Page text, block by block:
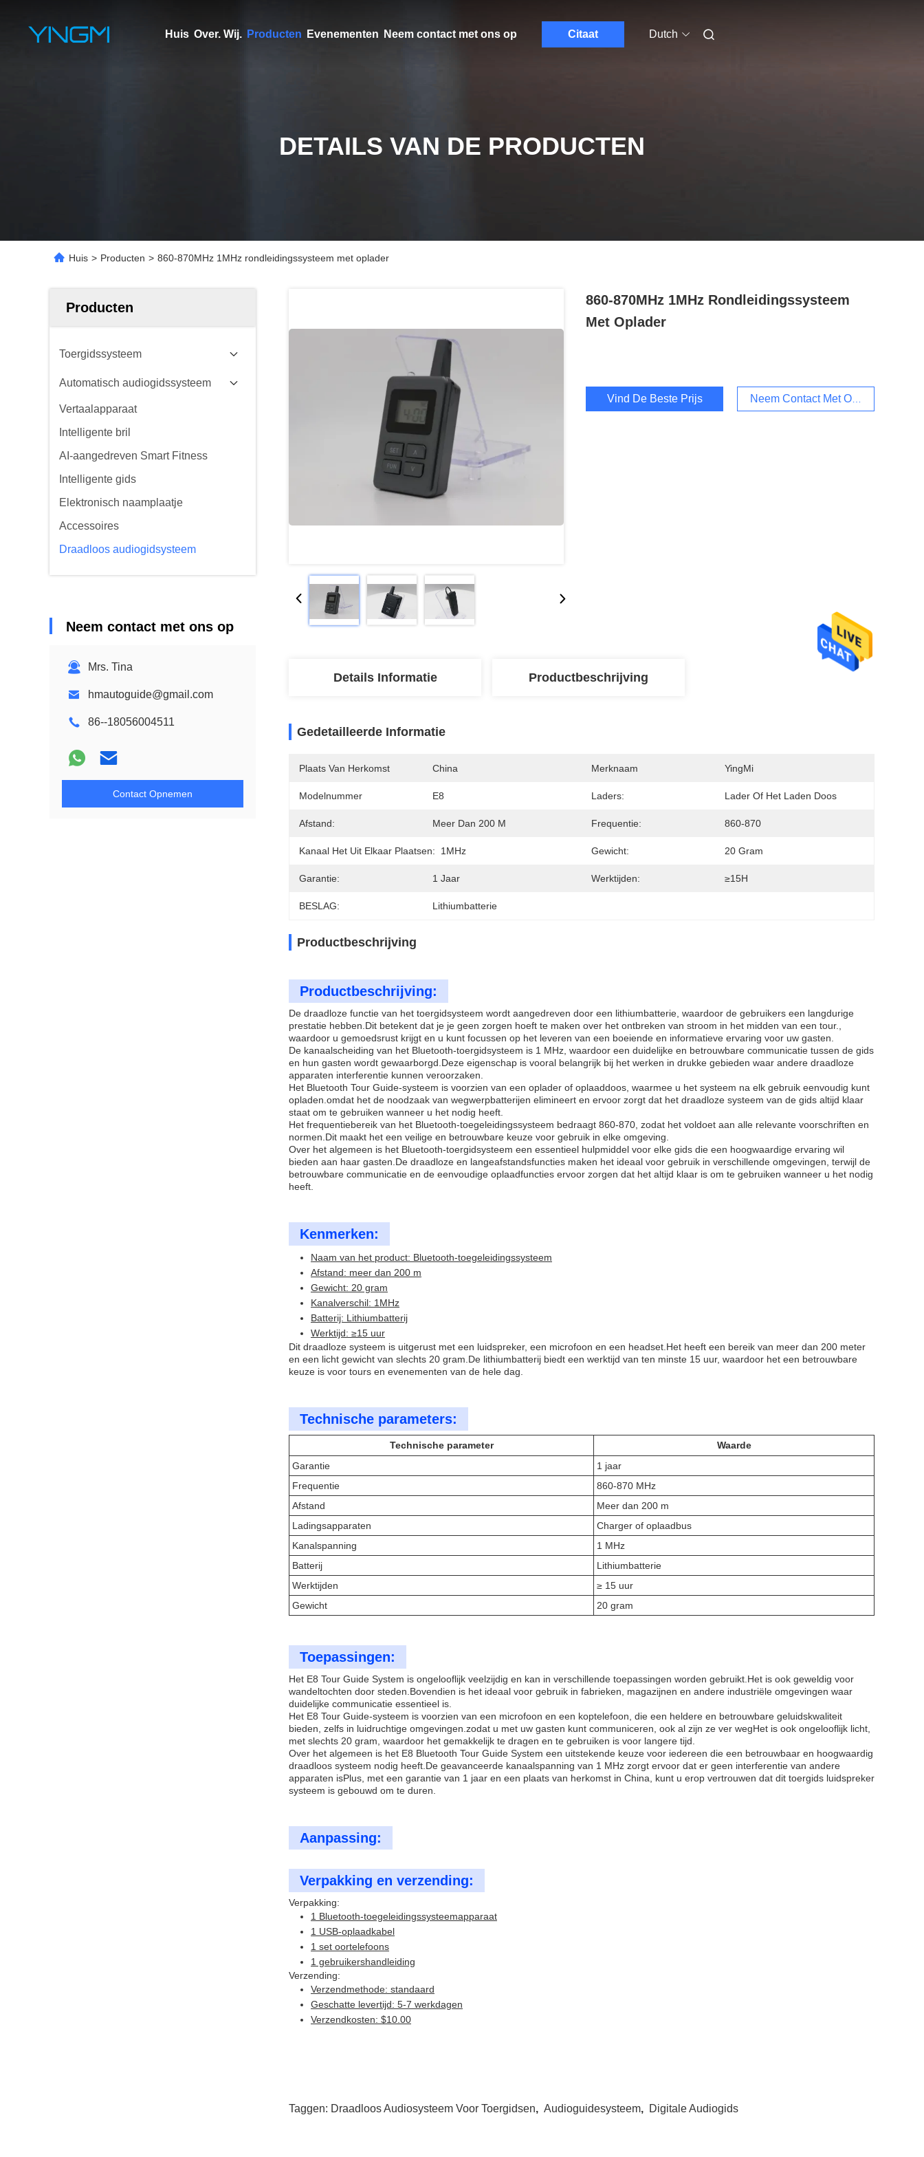
Huis Over. Wij. Producten Evenementen Neem contact met ons op Citaat Dutch
DETAILS VAN DE PRODUCTEN
Huis > Producten > 860-870MHz 1MHz rondleidingssysteem met oplader
Producten
Toergidssysteem
Automatisch audiogidssysteem
Vertaalapparaat
Intelligente bril
AI-aangedreven Smart Fitness
Intelligente gids
Elektronisch naamplaatje
Accessoires
Draadloos audiogidsysteem
Neem contact met ons op
Mrs. Tina
hmautoguide@gmail.com
86--18056004511
Contact Opnemen
860-870MHz 1MHz Rondleidingssysteem
Met Oplader
Vind De Beste Prijs Neem Contact Met Ons Op
Details Informatie Productbeschrijving
Gedetailleerde Informatie
Plaats Van Herkomst China Merknaam YingMi
Modelnummer E8 Laders: Lader Of Het Laden Doos
Afstand: Meer Dan 200 M Frequentie: 860-870
Kanaal Het Uit Elkaar Plaatsen: 1MHz Gewicht: 20 Gram
Garantie: 1 Jaar Werktijden: ≥15H
BESLAG: Lithiumbatterie
Productbeschrijving
Productbeschrijving:
De draadloze functie van het toergidsysteem wordt aangedreven door een lithiumbatterie, waardoor de gebruikers een langdurige
prestatie hebben.Dit betekent dat je je geen zorgen hoeft te maken over het ontbreken van stroom in het midden van een tour.,
waardoor u gemoedsrust krijgt en u kunt focussen op het leveren van een boeiende en informatieve ervaring voor uw gasten.
De kanaalscheiding van het Bluetooth-toergidsysteem is 1 MHz, waardoor een duidelijke en betrouwbare communicatie tussen de gids
en hun gasten wordt gewaarborgd.Deze eigenschap is vooral belangrijk bij het werken in drukke gebieden waar andere draadloze
apparaten interferentie kunnen veroorzaken.
Het Bluetooth Tour Guide-systeem is voorzien van een oplader of oplaaddoos, waarmee u het systeem na elk gebruik eenvoudig kunt
opladen.omdat het de noodzaak van wegwerpbatterijen elimineert en ervoor zorgt dat het draadloze systeem van de gids altijd klaar
staat om te gebruiken wanneer u het nodig heeft.
Het frequentiebereik van het Bluetooth-toegeleidingssysteem bedraagt 860-870, zodat het voldoet aan alle relevante voorschriften en
normen.Dit maakt het een veilige en betrouwbare keuze voor gebruik in elke omgeving.
Over het algemeen is het Bluetooth-toergidsysteem een essentieel hulpmiddel voor elke gids die een hoogwaardige ervaring wil
bieden aan haar gasten.De draadloze en langeafstandsfuncties maken het ideaal voor gebruik in verschillende omgevingen, terwijl de
betrouwbare communicatie en de eenvoudige oplaadfuncties ervoor zorgen dat het altijd klaar is om te gebruiken wanneer u het nodig
heeft.
Kenmerken:
Naam van het product: Bluetooth-toegeleidingssysteem
Afstand: meer dan 200 m
Gewicht: 20 gram
Kanalverschil: 1MHz
Batterij: Lithiumbatterij
Werktijd: ≥15 uur
Dit draadloze systeem is uitgerust met een luidspreker, een microfoon en een headset.Het heeft een bereik van meer dan 200 meter
en een licht gewicht van slechts 20 gram.De lithiumbatterij biedt een werktijd van ten minste 15 uur, waardoor het een betrouwbare
keuze is voor tours en evenementen van de hele dag.
Technische parameters:
Technische parameter
Waarde
Garantie
1 jaar
Frequentie
860-870 MHz
Afstand
Meer dan 200 m
Ladingsapparaten
Charger of oplaadbus
Kanalspanning
1 MHz
Batterij
Lithiumbatterie
Werktijden
≥ 15 uur
Gewicht
20 gram
Toepassingen:
Het E8 Tour Guide System is ongelooflijk veelzijdig en kan in verschillende toepassingen worden gebruikt.Het is ook geweldig voor
wandeltochten door steden.Bovendien is het ideaal voor gebruik in fabrieken, magazijnen en andere industriële omgevingen waar
duidelijke communicatie essentieel is.
Het E8 Tour Guide-systeem is voorzien van een microfoon en een koptelefoon, die een heldere en betrouwbare geluidskwaliteit
bieden, zelfs in luidruchtige omgevingen.zodat u met uw gasten kunt communiceren, ook al zijn ze ver wegHet is ook ongelooflijk licht,
met slechts 20 gram, waardoor het gemakkelijk te dragen en te gebruiken is voor langere tijd.
Over het algemeen is het E8 Bluetooth Tour Guide System een uitstekende keuze voor iedereen die een betrouwbaar en hoogwaardig
draadloos systeem nodig heeft.De geavanceerde kanaalspanning van 1 MHz zorgt ervoor dat er geen interferentie van andere
apparaten isPlus, met een garantie van 1 jaar en een plaats van herkomst in China, kunt u erop vertrouwen dat dit toergids luidspreker
systeem is gebouwd om te duren.
Aanpassing:
Verpakking en verzending:
Verpakking:
1 Bluetooth-toegeleidingssysteemapparaat
1 USB-oplaadkabel
1 set oortelefoons
1 gebruikershandleiding
Verzending:
Verzendmethode: standaard
Geschatte levertijd: 5-7 werkdagen
Verzendkosten: $10.00
Taggen: Draadloos Audiosysteem Voor Toergidsen, Audioguidesysteem, Digitale Audiogids